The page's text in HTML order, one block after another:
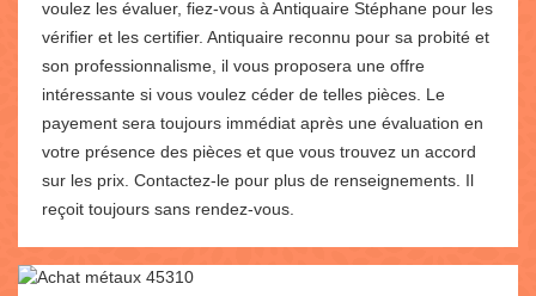
voulez les évaluer, fiez-vous à Antiquaire Stéphane pour les
vérifier et les certifier. Antiquaire reconnu pour sa probité et
son professionnalisme, il vous proposera une offre
intéressante si vous voulez céder de telles pièces. Le
payement sera toujours immédiat après une évaluation en
votre présence des pièces et que vous trouvez un accord
sur les prix. Contactez-le pour plus de renseignements. Il
reçoit toujours sans rendez-vous.